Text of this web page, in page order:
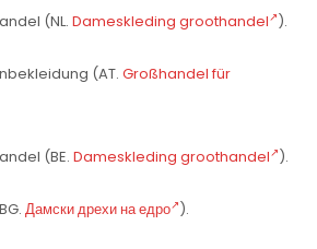
(NL. Dameskleding groothandel ).
(AT. Großhandel für
(BE. Dameskleding groothandel ).
Дамски дрехи на едро ).